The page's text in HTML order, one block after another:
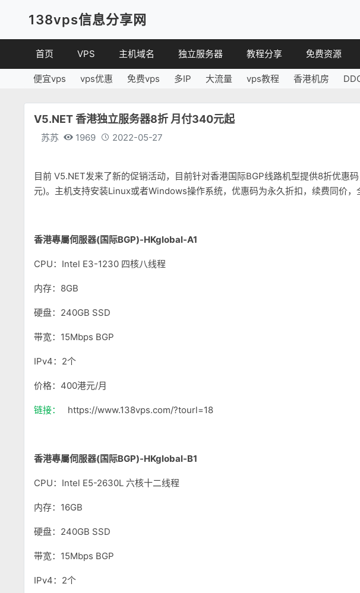
138vps信息分享网
首页 VPS
VPS优惠
VPS评测
主机域名
域名
独立服务器 教程分享
VPS教程
免费资源
免费空间
便宜vps vps优惠 免费vps 多IP 大流量 vps教程 香港机房
V5.NET 香港独立服务器8折 月付340元起
苏苏 1969 2022-05-27
目前 V5.NET发来了新的促销活动，目前针对香港国际BGP线路机型提供8折优惠
元)。主机支持安装Linux或者Windows操作系统，优惠码为永久折扣，续费同价，
香港專屬伺服器(国际BGP)-HKglobal-A1
CPU：Intel E3-1230 四核八线程
内存：8GB
硬盘：240GB SSD
带宽：15Mbps BGP
IPv4：2个
价格：400港元/月
链接： https://www.138vps.com/?tourl=18
香港專屬伺服器(国际BGP)-HKglobal-B1
CPU：Intel E5-2630L 六核十二线程
内存：16GB
硬盘：240GB SSD
带宽：15Mbps BGP
IPv4：2个